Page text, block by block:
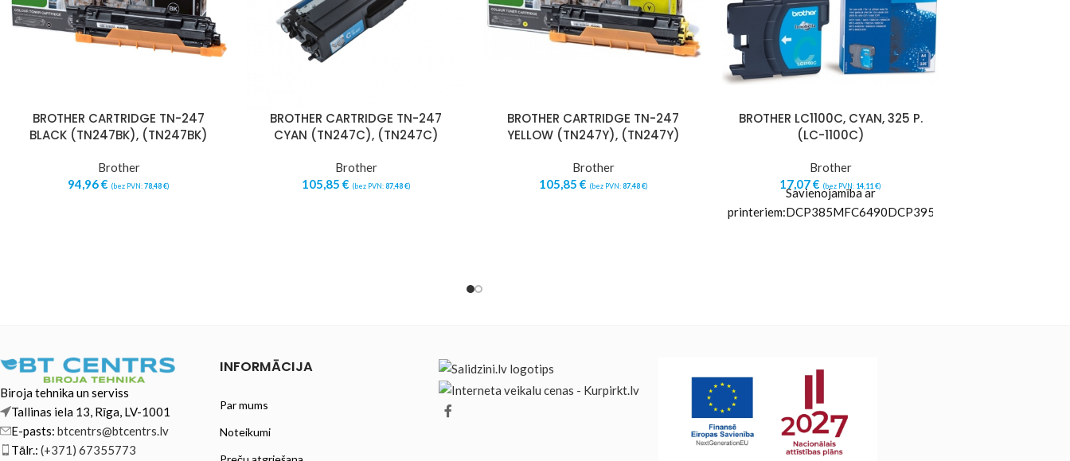
BROTHER CARTRIDGE TN-247
BLACK (TN247BK), (TN247BK)
Brother
94,96€ (bez PVN:78,48€)
BROTHER CARTRIDGE TN-247
CYAN (TN247C), (TN247C)
Brother
105,85 € (bez PVN: 87,48€)
BROTHER CARTRIDGE TN-247
YELLOW (TN247Y), (TN247Y)
Brother
105,85 € (bez PVN: 87,48€)
BROTHER LC1100C, CYAN, 325 P.
(LC-1100C)
Brother
17,07€ (bez PVN: 14,11 €)
Savienojamība ar
Biroja tehnika un serviss
Tallinas iela 13, Rīga, LV-1001
E-pasts: btcentrs@btcentrs.lv
Tālr.: (+371) 67355773
INFORMĀCIJA
Par mums
Noteikumi